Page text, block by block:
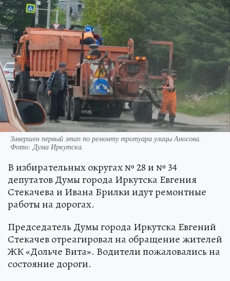
Завершен первый этап по ремонту тротуара улицы Аносова.
Фото:Дума Иркутска.
В избирательных округах № 28 и № 34
депутатов Думы города Иркутска Евгения
Стекачева и Ивана Брилки идут ремонтные
работы на дорогах.
Председатель Думы города Иркутска Евгений
Стекачев отреагировал на обращение жителей
ЖК «Дольче Вита». Водители пожаловались на
состояние дороги.